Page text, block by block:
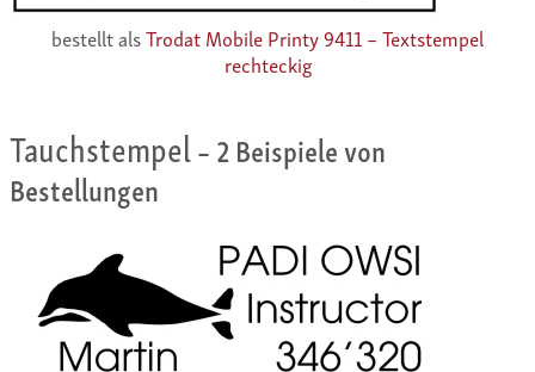
bestellt alsTrodat Mobile Printy 9411 – Textstempel
rechteckig
Tauchstempel– 2 Beispiele von
Bestellungen